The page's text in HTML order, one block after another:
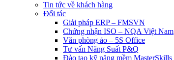
Tin tức về khách hàng
Đối tác
Giải pháp ERP – FMSVN
Chứng nhận ISO – NQA Việt Nam
Văn phòng ảo – 5S Office
Tư vấn Năng Suất P&Q
Đào tạo kỹ năng mềm MasterSkills